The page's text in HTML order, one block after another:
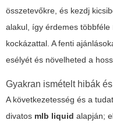
összetevőkre, és kezdj
alakul, így érdemes
kockázattal. A fenti
esélyét és növelheted a
Gyakran ismételt hibák
A következetesség és a
divatos mlb liquid alapján;